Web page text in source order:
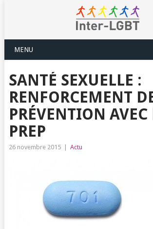
MENU
SANTÉ SEXUELLE :
RENFORCEMENT
PRÉVENTION AVEC
PREP
26 novembre 2015 Actu